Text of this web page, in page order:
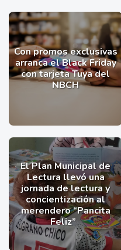
Con promos exclusivas
arranca el Black Friday
con tarjeta Tuya del
NBCH
El Plan Municipal de
Lectura llevó una
jornada de lectura y
concientización al
merendero “Pancita
Feliz”